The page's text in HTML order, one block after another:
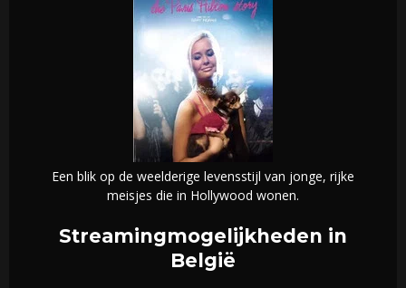
Een blik op de weelderige levensstijl van jonge, rijke
meisjes die in Hollywood wonen.
Streamingmogelijkheden in
België